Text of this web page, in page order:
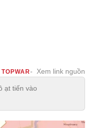
TOPWAR Xem link nguồn
ạt tiến vào